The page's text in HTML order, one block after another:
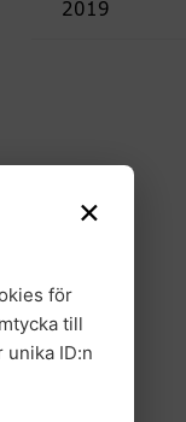
2019
×
för
till
ID:n